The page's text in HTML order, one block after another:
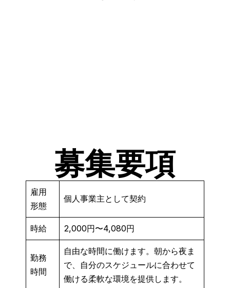
募集要項
雇用
形態
個人事業主として契約
時給 2,000円〜4,080円
勤務
時間
自由な時間に働けます。朝から夜ま
で、自分のスケジュールに合わせて
働ける柔軟な環境を提供します。